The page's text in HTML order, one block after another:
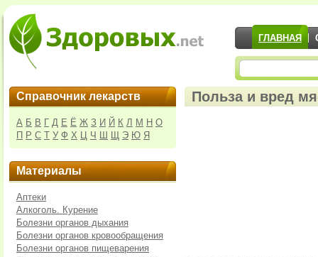
ГЛАВНАЯ
Справочник лекарств
А Б В Г Д Е Ё Ж З И Й К Л М Н О
П Р С Т У Ф Х Ц Ч Ш Щ Э Ю Я
Материалы
Аптеки
Алкоголь. Курение
Болезни органов дыхания
Болезни органов кровообращения
Болезни органов пищеварения
Польза и вред